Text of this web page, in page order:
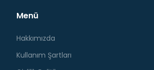
Menü
Hakkımızda
Kullanım Şartları